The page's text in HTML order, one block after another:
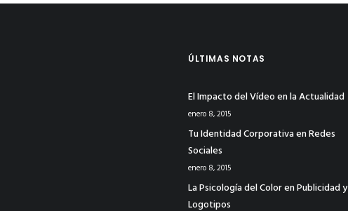
ÚLTIMAS NOTAS
El Impacto del Vídeo en la Actualidad
enero 8, 2015
Tu Identidad Corporativa en Redes
Sociales
enero 8, 2015
La Psicología del Color en Publicidad y
Logotipos